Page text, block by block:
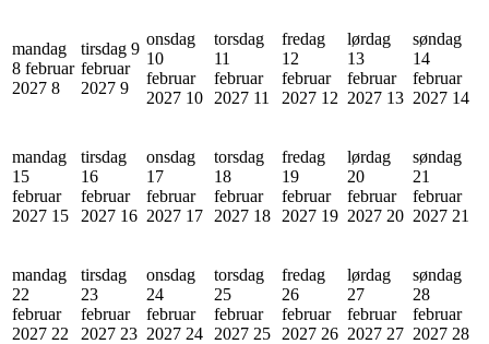
mandag
8 februar
2027 8
tirsdag 9
februar
2027 9
onsdag
10
februar
2027 10
torsdag
11
februar
2027 11
fredag
12
februar
2027 12
lørdag
13
februar
2027 13
søndag
14
februar
2027 14
mandag
15
februar
2027 15
tirsdag
16
februar
2027 16
onsdag
17
februar
2027 17
torsdag
18
februar
2027 18
fredag
19
februar
2027 19
lørdag
20
februar
2027 20
søndag
21
februar
2027 21
mandag
22
februar
2027 22
tirsdag
23
februar
2027 23
onsdag
24
februar
2027 24
torsdag
25
februar
2027 25
fredag
26
februar
2027 26
lørdag
27
februar
2027 27
søndag
28
februar
2027 28